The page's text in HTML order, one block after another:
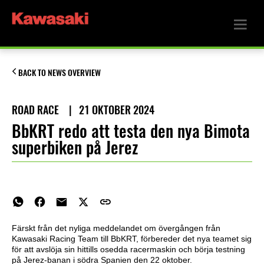
BACK TO NEWS OVERVIEW
ROAD RACE | 21 OKTOBER 2024
BbKRT redo att testa den nya Bimota
superbiken på Jerez
Färskt från det nyliga meddelandet om övergången från
Kawasaki Racing Team till BbKRT, förbereder det nya teamet sig
för att avslöja sin hittills osedda racermaskin och börja testning
på Jerez-banan i södra Spanien den 22 oktober.